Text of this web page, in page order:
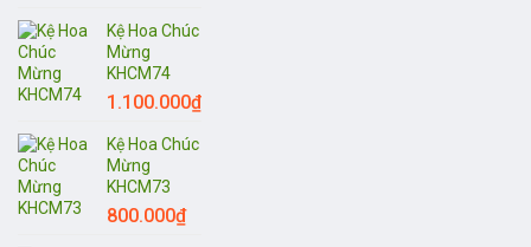
Kệ Hoa Chúc
Mừng
KHCM74
1.100.000₫
Kệ Hoa Chúc
Mừng
KHCM73
800.000₫